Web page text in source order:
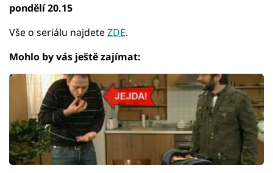
pondělí 20.15
Vše o seriálu najdeteZDE.
Mohlo by vás ještě zajímat: